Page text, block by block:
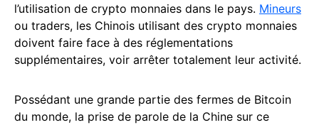
l’utilisation de crypto monnaies dans le pays. Mineurs
ou traders, les Chinois utilisant des crypto monnaies
doivent faire face à des réglementations
supplémentaires, voir arrêter totalement leur activité.
Possédant une grande partie des fermes de Bitcoin
du monde, la prise de parole de la Chine sur ce